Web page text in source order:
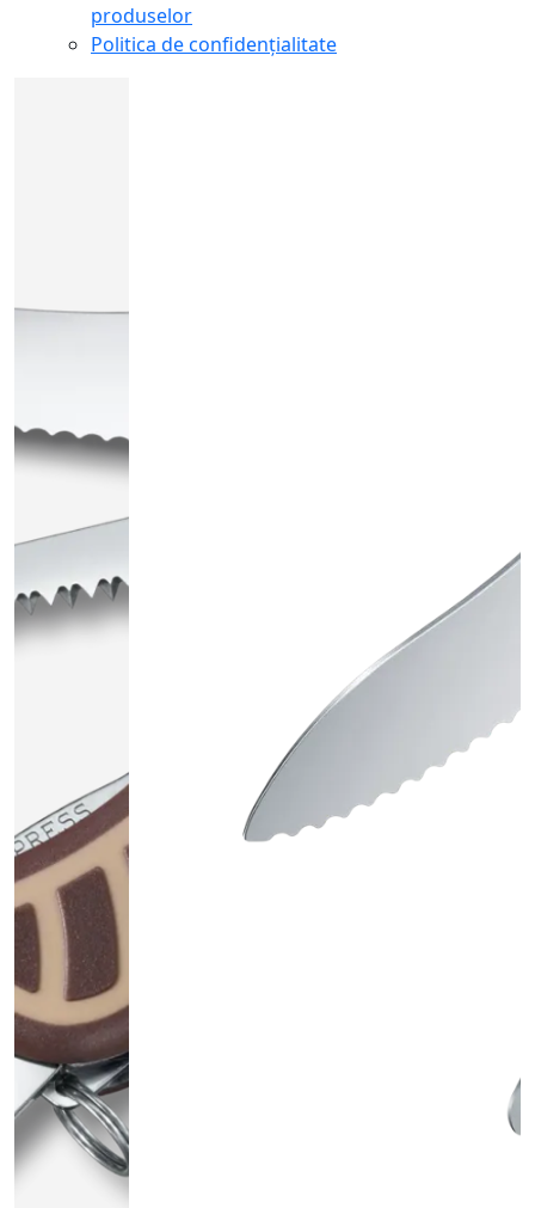
produselor
Politica de confidențialitate